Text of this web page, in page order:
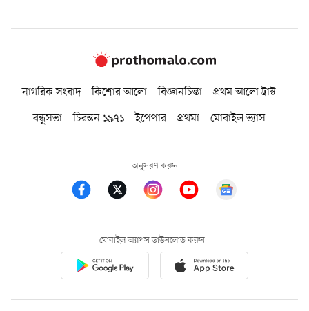
নাগরিক সংবাদ কিশোর আলো বিজ্ঞানচিন্তা
প্রথম আলো ট্রাস্ট
বন্ধুসভা
চিরন্তন ১৯৭১ ইপেপার প্রথমা মোবাইল ভ্যাস
অনুসরণ করুন
মোবাইল অ্যাপস ডাউনলোড করুন